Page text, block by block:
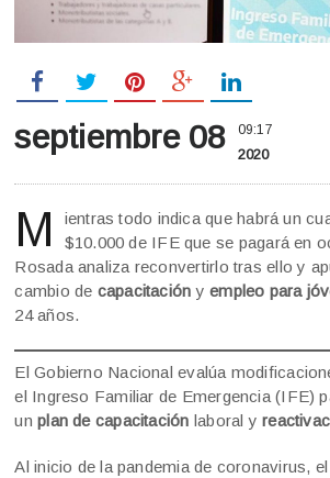
septiembre 08 09:17
2020
M
ientras todo indica que habrá un
$10.000 de IFE que se pagará en
Rosada analiza reconvertirlo tras ello y
cambio de capacitación yempleo para
24 años.
El Gobierno Nacional evalúa
el Ingreso Familiar de Emergencia (IFE)
unplan de capacitación laboral y
Al inicio de la pandemia de coronavirus,